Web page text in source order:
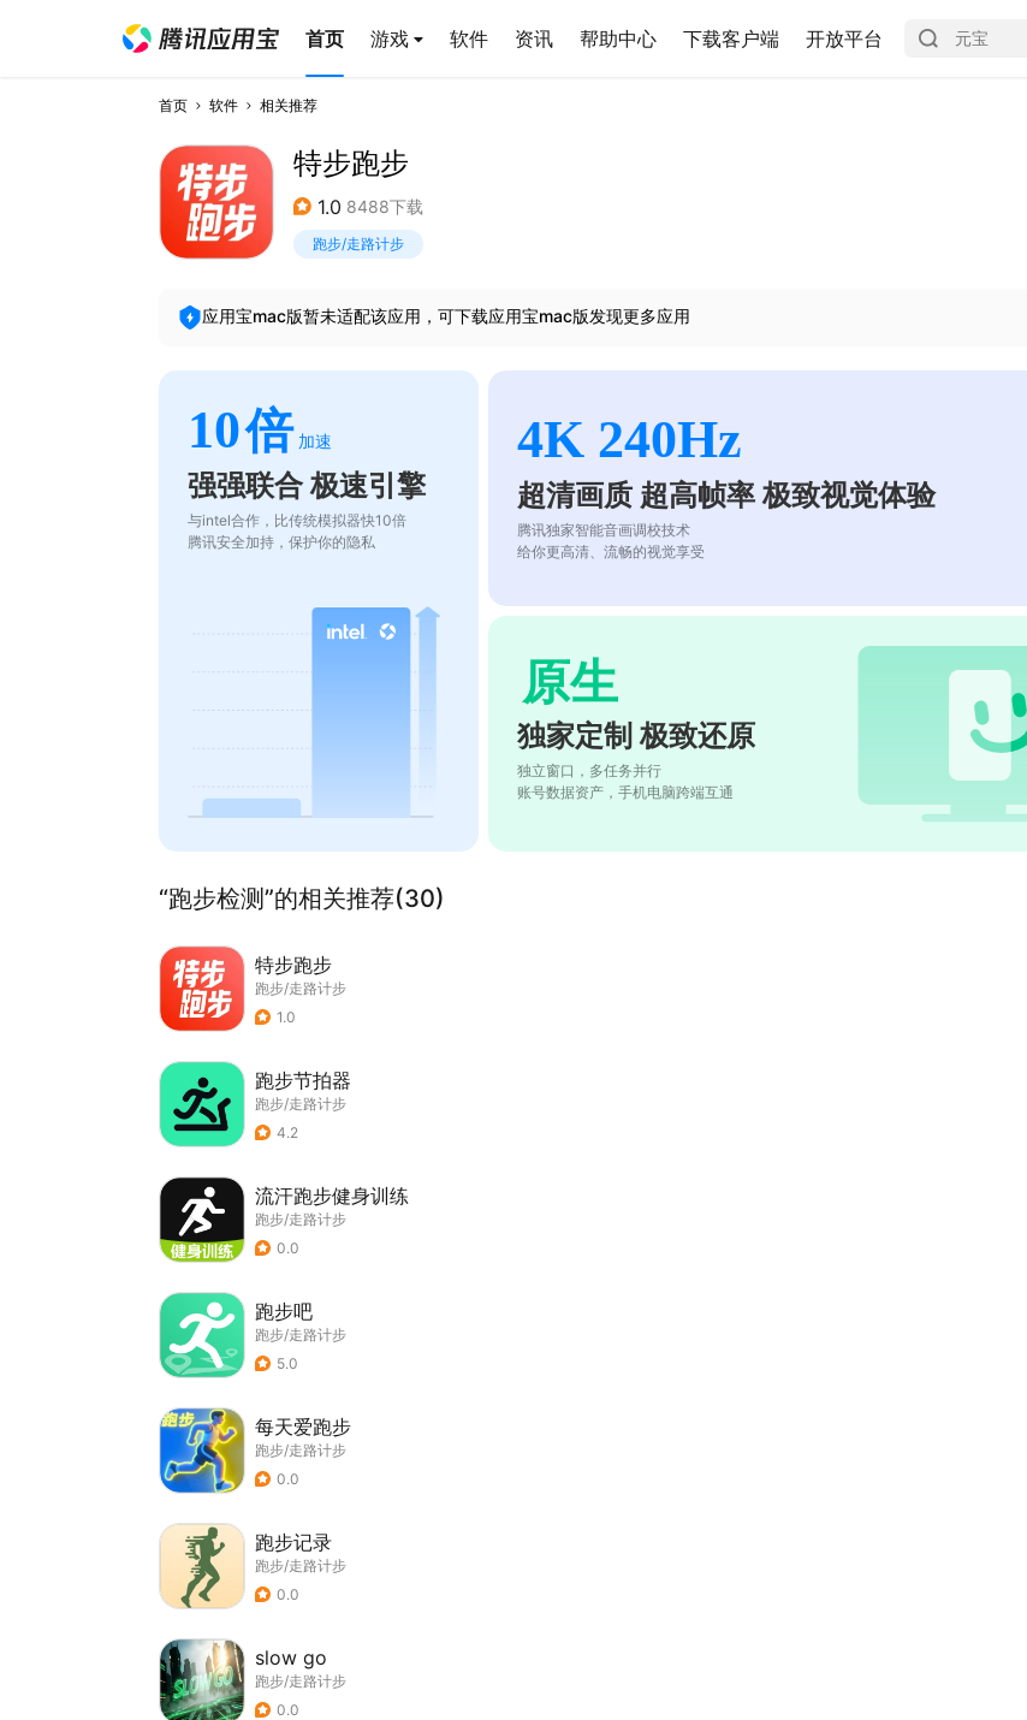
首页 游戏 软件 资讯 帮助中心 下载客户端 开放平台
首页 软件 相关推荐
特步跑步
1.0 8488下载
跑步/走路计步
应用宝mac版暂未适配该应用，可下载应用宝mac版发现更多应用
10倍 加速
强强联合 极速引擎
与intel合作，比传统模拟器快10倍
腾讯安全加持，保护你的隐私
4K 240Hz
超清画质 超高帧率 极致视觉体验
腾讯独家智能音画调校技术
给你更高清、流畅的视觉享受
原生
独家定制 极致还原
独立窗口，多任务并行
账号数据资产，手机电脑跨端互通
“跑步检测”的相关推荐(30)
特步跑步
跑步/走路计步
1.0
跑步节拍器
跑步/走路计步
4.2
流汗跑步健身训练
跑步/走路计步
0.0
跑步吧
跑步/走路计步
5.0
每天爱跑步
跑步/走路计步
0.0
跑步记录
跑步/走路计步
0.0
slow go
跑步/走路计步
0.0